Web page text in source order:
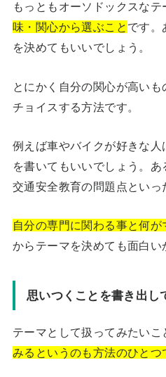
もっともオーソドックスなテ
味・関心から選ぶこと です。
を決めてもいいでしょう。
とにかく自分の関心が高い
チョイスする方法です。
例えば車やバイクが好きな
を書いてもいいでしょう。あ
交通安全教育の問題点といっ
自分の専門に関わる事と何が
からテーマを決めても面白い
思いつくことを書き出し
テーマとして扱ってみたいこ
みるというのも方法のひとつ